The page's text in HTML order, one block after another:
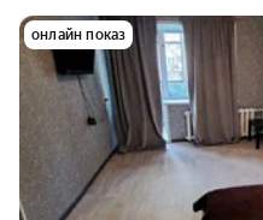
онлайн показ